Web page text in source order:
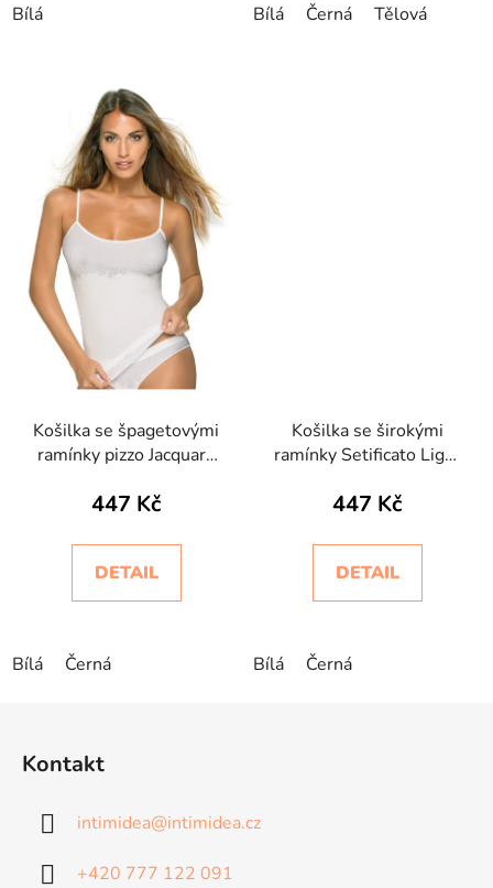
Bílá Bílá Černá Tělová
Košilka se špagetovými
ramínky pizzo Jacquard
447 Kč
DETAIL
Bílá Černá
Košilka se širokými
ramínky Setificato Light
447 Kč
DETAIL
Bílá Černá
Kontakt
intimidea@intimidea.cz
+420 777 122 091